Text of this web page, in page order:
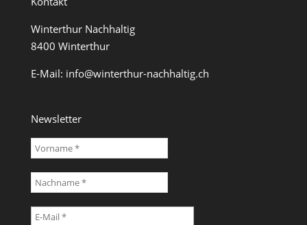
Winterthur Nachhaltig
8400 Winterthur
E-Mail: info@winterthur-nachhaltig.ch
Newsletter